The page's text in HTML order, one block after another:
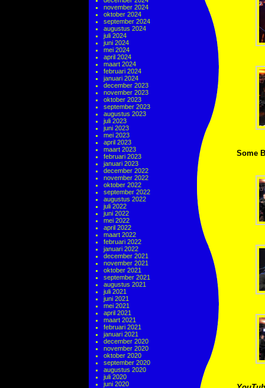
november 2024
oktober 2024
september 2024
augustus 2024
juli 2024
juni 2024
mei 2024
april 2024
maart 2024
februari 2024
januari 2024
december 2023
november 2023
oktober 2023
september 2023
augustus 2023
juli 2023
juni 2023
mei 2023
april 2023
maart 2023
februari 2023
januari 2023
december 2022
november 2022
oktober 2022
september 2022
augustus 2022
juli 2022
juni 2022
mei 2022
april 2022
maart 2022
februari 2022
januari 2022
december 2021
november 2021
oktober 2021
september 2021
augustus 2021
juli 2021
juni 2021
mei 2021
april 2021
maart 2021
februari 2021
januari 2021
december 2020
november 2020
oktober 2020
september 2020
augustus 2020
juli 2020
juni 2020
Some